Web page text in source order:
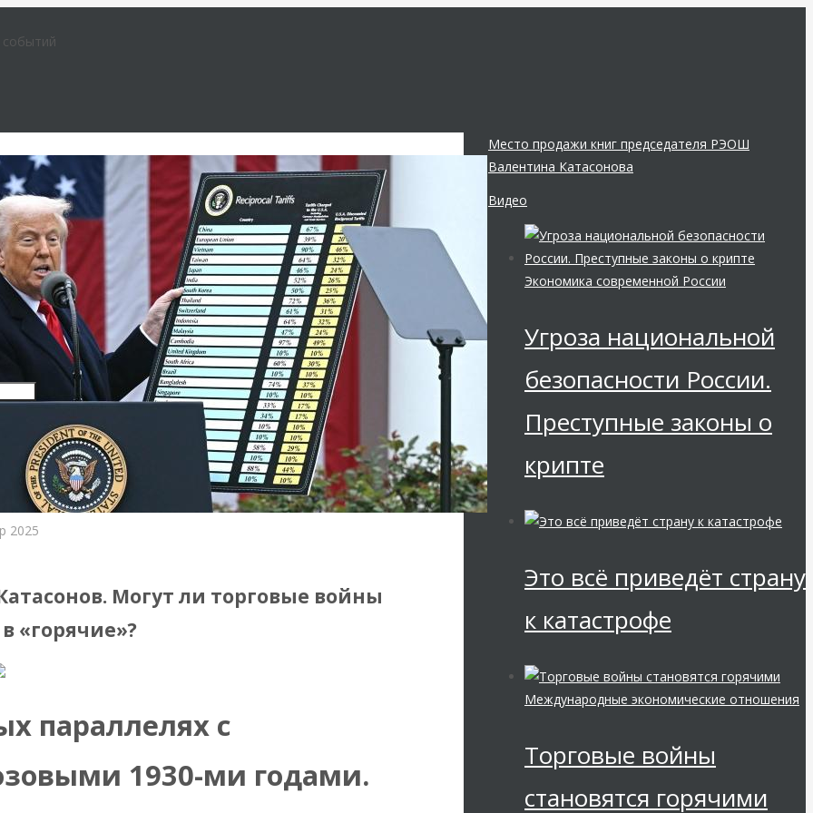
событий
2025
Могут ли торговые войны
«горячие»?
параллелях с
1930-ми годами.
Место продажи книг председателя РЭОШ
Валентина Катасонова
Видео
Экономика современной России
Угроза национальной
безопасности России.
Преступные законы о
крипте
Это всё приведёт страну
к катастрофе
Международные экономические отношения
Торговые войны
становятся горячими